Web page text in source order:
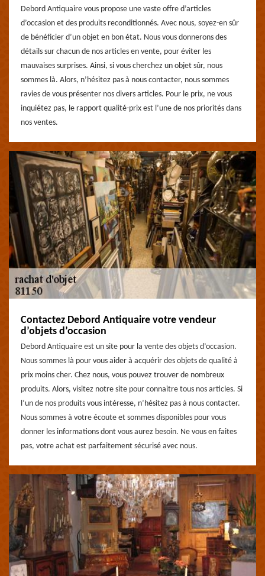
Debord Antiquaire vous propose une vaste offre d’articles
d’occasion et des produits reconditionnés. Avec nous, soyez-en sûr
de bénéficier d’un objet en bon état. Nous vous donnerons des
détails sur chacun de nos articles en vente, pour éviter les
mauvaises surprises. Ainsi, si vous cherchez un objet sûr, nous
sommes là. Alors, n’hésitez pas à nous contacter, nous sommes
ravies de vous présenter nos divers articles. Pour le prix, ne vous
inquiétez pas, le rapport qualité-prix est l’une de nos priorités dans
nos ventes.
Contactez Debord Antiquaire votre vendeur
d’objets d’occasion
Debord Antiquaire est un site pour la vente des objets d’occasion.
Nous sommes là pour vous aider à acquérir des objets de qualité à
prix moins cher. Chez nous, vous pouvez trouver de nombreux
produits. Alors, visitez notre site pour connaitre tous nos articles. Si
l’un de nos produits vous intéresse, n’hésitez pas à nous contacter.
Nous sommes à votre écoute et sommes disponibles pour vous
donner les informations dont vous aurez besoin. Ne vous en faites
pas, votre achat est parfaitement sécurisé avec nous.